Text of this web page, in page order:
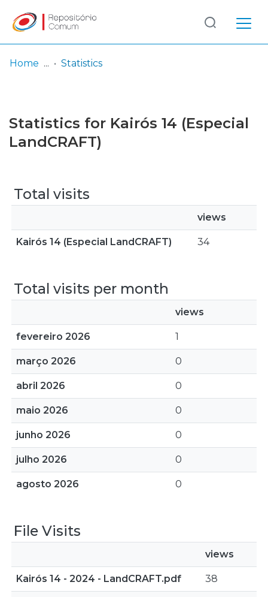
Browse repository
Log
In
(current)
Home Statistics
Statistics for Kairós 14 (Especial
LandCRAFT)
Total visits
views
Kairós 14 (Especial LandCRAFT) 34
Total visits per month
views
fevereiro 2026 1
março 2026 0
abril 2026 0
maio 2026 0
junho 2026 0
julho 2026 0
agosto 2026 0
File Visits
views
Kairós 14 - 2024 - LandCRAFT.pdf 38